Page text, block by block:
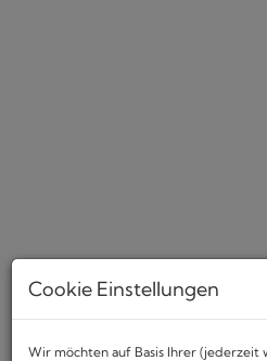
Cookie Einstellungen
Wir möchten auf Basis Ihrer (jederzeit